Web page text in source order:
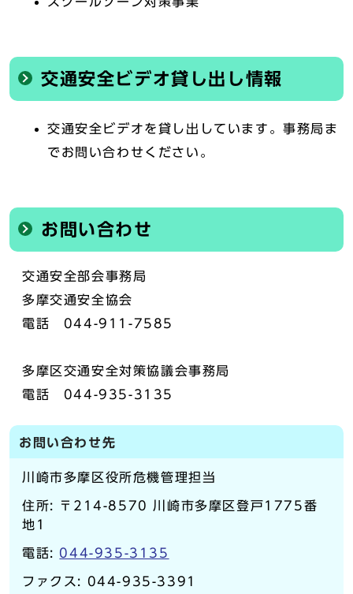
交通安全ビデオ貸し出し情報
交通安全ビデオを貸し出しています。事務局ま
でお問い合わせください。
お問い合わせ
交通安全部会事務局
多摩交通安全協会
電話 044-911-7585
多摩区交通安全対策協議会事務局
電話 044-935-3135
お問い合わせ先
川崎市多摩区役所危機管理担当
住所: 〒214-8570 川崎市多摩区登戸1775番
地1
電話: 044-935-3135
ファクス: 044-935-3391